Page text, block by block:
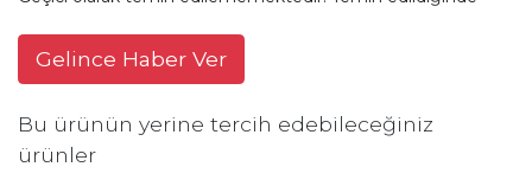
Gelince Haber Ver
Bu ürünün yerine tercih edebileceğiniz
ürünler